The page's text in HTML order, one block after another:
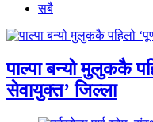
सबै
पाल्पा बन्यो मुलुककै
सेवायुक्त’ जिल्ला